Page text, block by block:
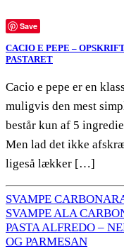
Save
CACIO E PEPE –
PASTARET
Cacio e pepe er en
muligvis den mest
består kun af 5
Men lad det ikke
ligeså lækker […]
SVAMPE
SVAMPE ALA
PASTA ALFREDO –
OG PARMESAN